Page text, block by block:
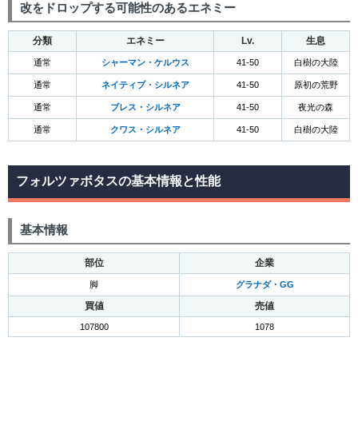
改をドロップする可能性のあるエネミー
分類 エネミー Lv. 生息
通常 シャーマン・ケルウス 41-50 白樹の大陸
通常 ネイティブ・シルネア 41-50 原初の荒野
通常 ブレス・シルネア 41-50 夜光の森
通常 クワス・シルネア 41-50 白樹の大陸
フォルツァボタスの基本情報と性能
基本情報
部位 企業
脚 グラナダ・GG
買値 売値
107800 1078